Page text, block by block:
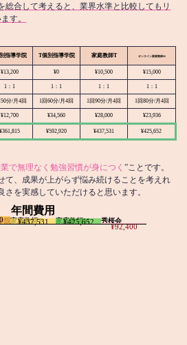
総合して考えると、業界水準と比較してもリ
す。
指導学院 T個別指導学院 家庭教師T オンライン家庭教師M
¥13,200 ¥0 ¥10,500 ¥15,000
1：1 1：1 1：1 1：1
分/月4回 1回60分/月4回 1回90分/月4回 1回80分/月4回
¥12,700 ¥34,560 ¥28,000 ¥23,936
¥361,815 ¥592,920 ¥437,531 ¥425,652
で無理なく勉強習慣が身につく ”ことです。
て、成果が上がらず悩み続けることを考えれ
を実感していただけると思います。
年間費用
院家庭教師T
¥437,531 家庭教師M
¥425,652 秀桜会
¥92,400